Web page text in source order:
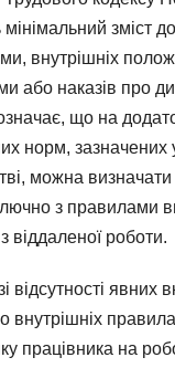
зміст
внутрішніх
або наказів про
що на
норм, зазначених
можна визначати
з правилами
віддаленої роботи.
відсутності явних
внутрішніх
працівника на